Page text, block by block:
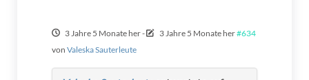
3 Jahre 5 Monate her- 3 Jahre 5 Monate her#634
von Valeska Sauterleute